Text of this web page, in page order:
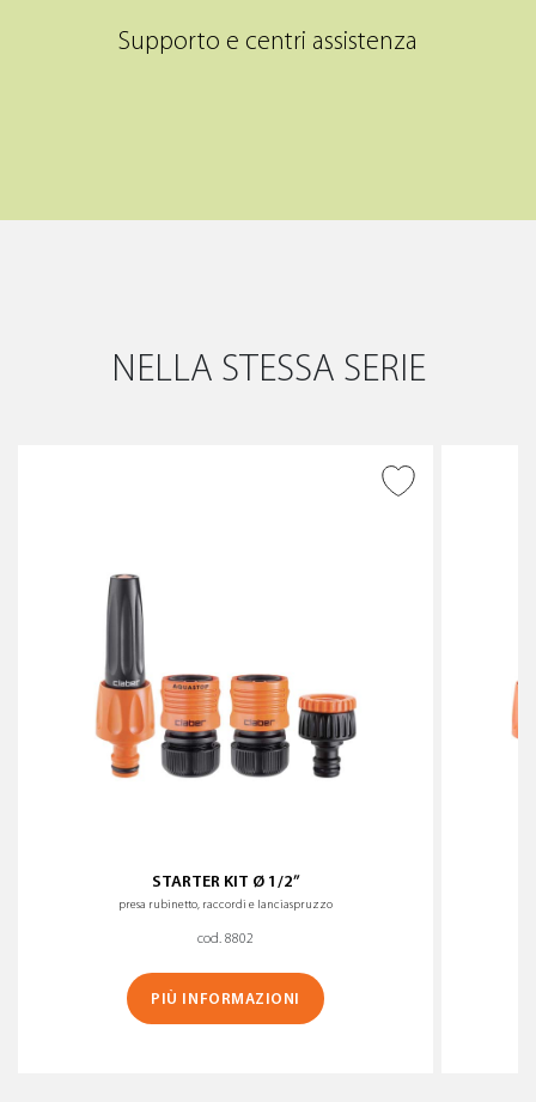
Supporto e centri assistenza
NELLA STESSA SERIE
STARTER KIT Ø 1/2”
presa rubinetto, raccordi e lanciaspruzzo
cod. 8802
PIÙ INFORMAZIONI